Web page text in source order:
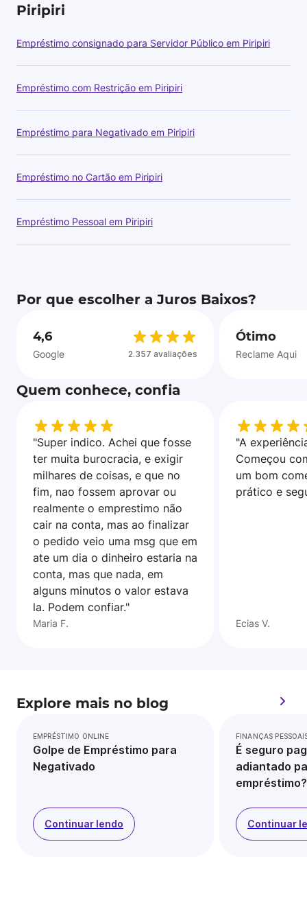
Piripiri
Empréstimo consignado para Servidor Público em Piripiri
Empréstimo com Restrição em Piripiri
Empréstimo para Negativado em Piripiri
Empréstimo no Cartão em Piripiri
Empréstimo Pessoal em Piripiri
Por que escolher a Juros Baixos?
4,6
Google 2.357 avaliações
Ótimo
Reclame Aqui
Quem conhece, confia
"Super indico. Achei que fosse
ter muita burocracia, e exigir
milhares de coisas, e que no
fim, nao fossem aprovar ou
realmente o emprestimo não
cair na conta, mas ao finalizar
o pedido veio uma msg que em
ate um dia o dinheiro estaria na
conta, mas que nada, em
alguns minutos o valor estava
la. Podem confiar."
Maria F.
"A
Começou
um bom
prático e
Ecias V.
Explore mais no blog
EMPRÉSTIMO ONLINE
Golpe de Empréstimo para
Negativado
Continuar lendo
FINANÇAS
É seguro
adiantado
empréstimo?
Continuar